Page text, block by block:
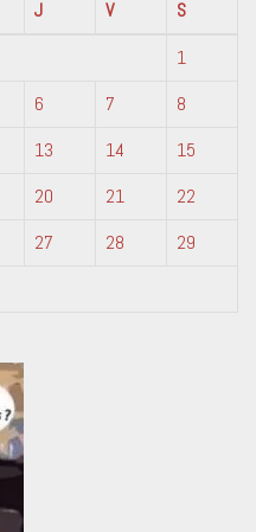
J V
S
1
6 7
8
13 14
15
20 21
22
27 28
29